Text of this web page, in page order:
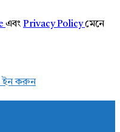
এবং Privacy Policyমেনে
ইন করুন